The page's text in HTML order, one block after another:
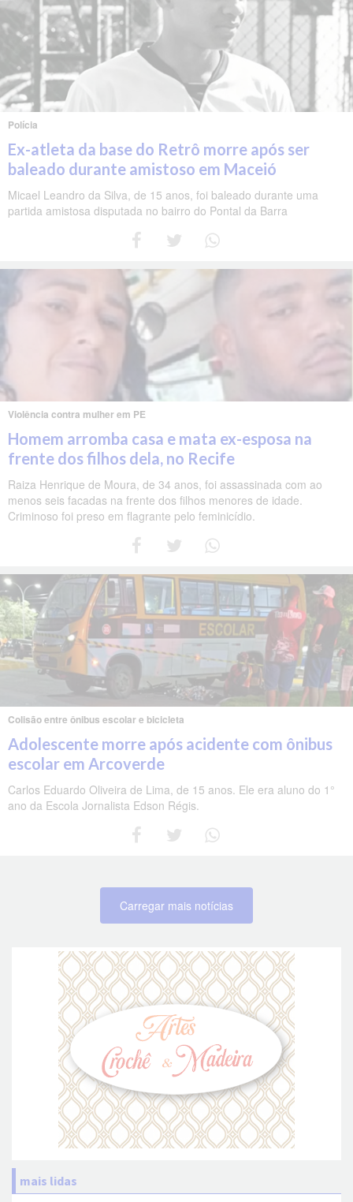
Polícia
Ex-atleta da base do Retrô morre após ser
baleado durante amistoso em Maceió
Micael Leandro da Silva, de 15 anos, foi baleado durante uma
partida amistosa disputada no bairro do Pontal da Barra
Violência contra mulher em PE
Homem arromba casa e mata ex-esposa na
frente dos filhos dela, no Recife
Raiza Henrique de Moura, de 34 anos, foi assassinada com ao
menos seis facadas na frente dos filhos menores de idade.
Criminoso foi preso em flagrante pelo feminicídio.
Colisão entre ônibus escolar e bicicleta
Adolescente morre após acidente com ônibus
escolar em Arcoverde
Carlos Eduardo Oliveira de Lima, de 15 anos. Ele era aluno do 1°
ano da Escola Jornalista Edson Régis.
Carregar mais notícias
mais lidas